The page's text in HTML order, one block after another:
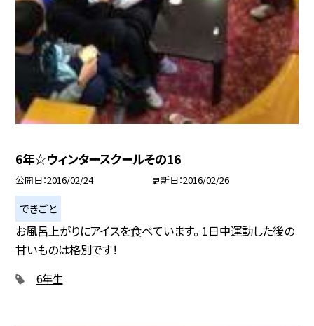
6年☆ウィンタースクールその16
公開日 2016/02/24 更新日 2016/02/26
できごと
お風呂上がりにアイスを食べています。 1日中運動した後の
甘いものは格別です！
6年生